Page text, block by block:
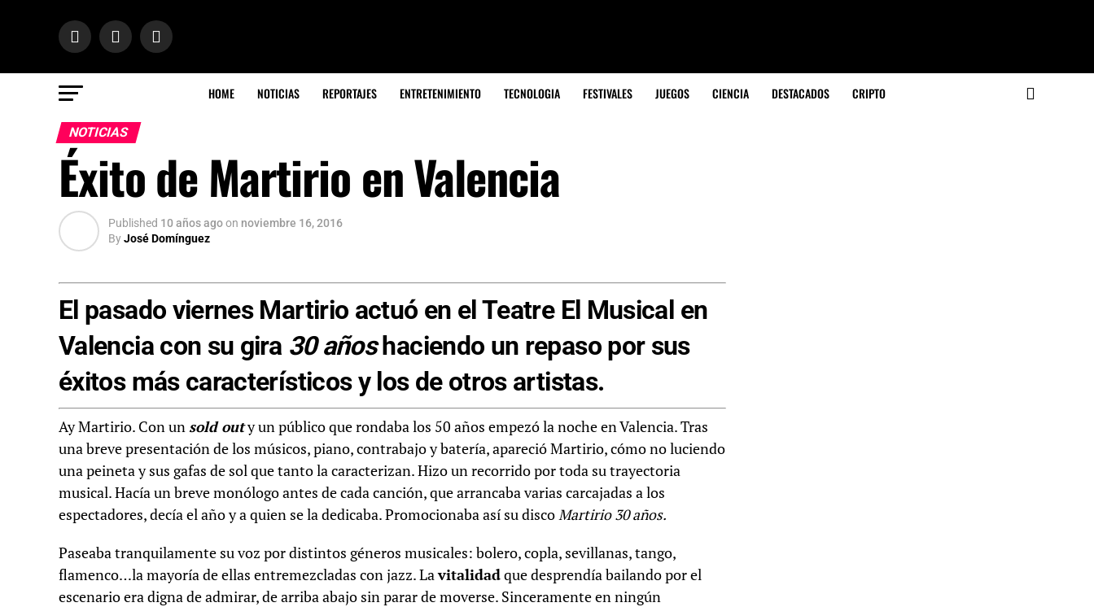
HOME NOTICIAS REPORTAJES ENTRETENIMIENTO TECNOLOGIA FESTIVALES JUEGOS CIENCIA DESTACADOS CRIPTO
NOTICIAS
Éxito de Martirio en Valencia
Published 10 años agoon noviembre 16, 2016
ByJosé Domínguez
El pasado viernes Martirio actuó en el Teatre El Musical en
Valencia con su gira 30 añoshaciendo un repaso por sus
éxitos más característicos y los de otros artistas.
Ay Martirio. Con unsold outy un público que rondaba los 50 años empezó la noche en Valencia. Tras
una breve presentación de los músicos, piano, contrabajo y batería, apareció Martirio, cómo no luciendo
una peineta y sus gafas de sol que tanto la caracterizan. Hizo un recorrido por toda su trayectoria
musical. Hacía un breve monólogo antes de cada canción, que arrancaba varias carcajadas a los
espectadores, decía el año y a quien se la dedicaba. Promocionaba así su discoMartirio 30 años.
Paseaba tranquilamente su voz por distintos géneros musicales: bolero, copla, sevillanas, tango,
flamenco…la mayoría de ellas entremezcladas con jazz. Lavitalidadque desprendía bailando por el
escenario era digna de admirar, de arriba abajo sin parar de moverse. Sinceramente en ningún